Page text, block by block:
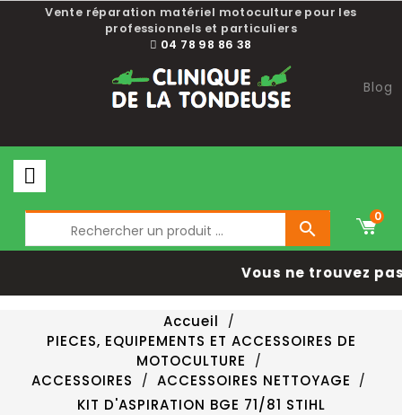
Vente réparation matériel motoculture pour les
professionnels et particuliers
04 78 98 86 38
Blog

0
Vous ne trouvez
Accueil
PIECES, EQUIPEMENTS ET ACCESSOIRES DE
MOTOCULTURE
ACCESSOIRES
ACCESSOIRES NETTOYAGE
KIT D'ASPIRATION BGE 71/81 STIHL